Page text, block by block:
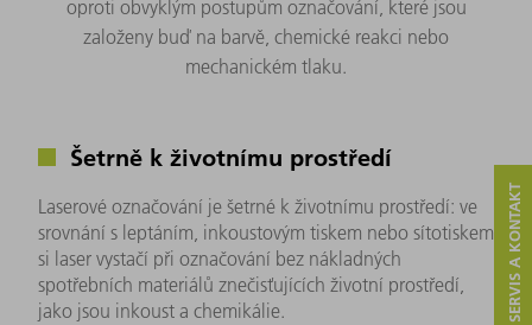
oproti obvyklým postupům označování, které jsou
založeny buď na barvě, chemické reakci nebo
mechanickém tlaku.
Šetrně k životnímu prostředí
Laserové označování je šetrné k životnímu prostředí: ve
srovnání s leptáním, inkoustovým tiskem nebo sítotiskem
si laser vystačí při označování bez nákladných
spotřebních materiálů znečisťujících životní prostředí,
jako jsou inkoust a chemikálie.
SERVIS A KONTAKT